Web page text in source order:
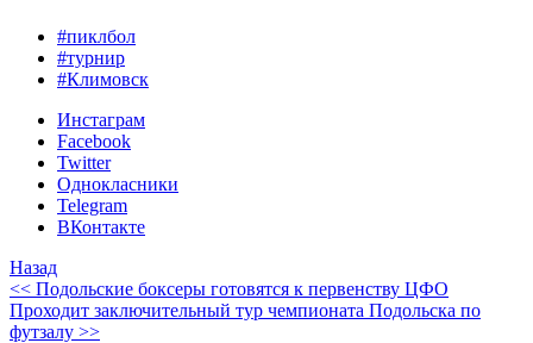
#пиклбол
#турнир
#Климовск
Инстаграм
Facebook
Twitter
Однокласники
Telegram
ВКонтакте
Назад
<< Подольские боксеры готовятся к первенству ЦФО
Проходит заключительный тур чемпионата Подольска по
футзалу >>